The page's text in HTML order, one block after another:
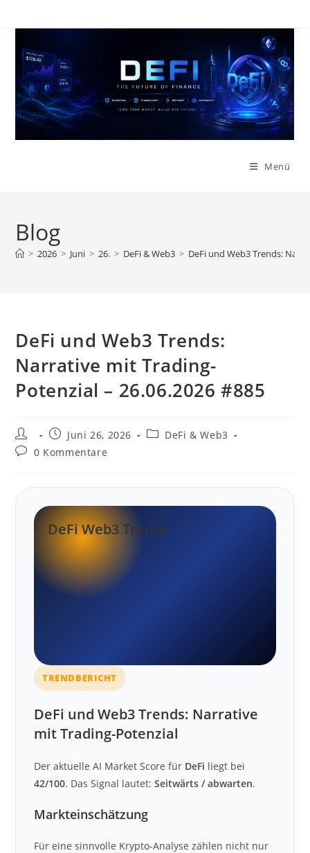
Inhalt
Menü
Blog
> 2026 > Juni > 26. > DeFi & Web3 > DeFi und Web3 Trends:
DeFi und Web3 Trends:
Narrative mit Trading-
Potenzial – 26.06.2026 #885
Beitrags-
Autor:
Beitrag
veröffentlicht:
Juni 26, 2026
Beitrags-
DeFi & Web3
Beitrags-
0 Kommentare
DeFi Web3 Trends
TRENDBERICHT
DeFi und Web3 Trends: Narrative
mit Trading-Potenzial
Der aktuelle AI Market Score für DeFi liegt bei
42/100. Das Signal lautet:Seitwärts / abwarten.
Markteinschätzung
Für eine sinnvolle Krypto-Analyse zählen nicht nur